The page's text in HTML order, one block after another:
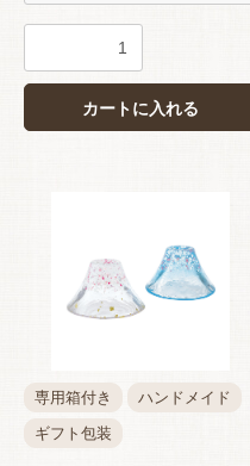
カートに入れる
専用箱付き
ハンドメイド
ギフト包装
お買い物を続ける